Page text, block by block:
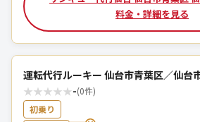
料金・詳細を見る
運転代行ルーキー 仙台市青葉区／仙台
★★★★★-(0件)
初乗り